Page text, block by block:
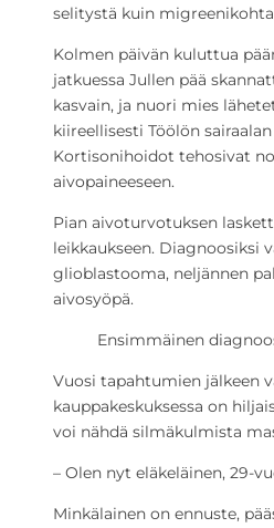
selitystä kuin
Kolmen päivän kuluttua
jatkuessa Jullen pää
kasvain, ja nuori mies
kiireellisesti Töölön
Kortisonihoidot tehosivat
aivopaineeseen.
Pian aivoturvotuksen
leikkaukseen. Diagnoosiksi
glioblastooma, neljännen
aivosyöpä.
Ensimmäinen
Vuosi tapahtumien jälkeen
kauppakeskuksessa on
voi nähdä silmäkulmista
– Olen nyt eläkeläinen, 29-
Minkälainen on ennuste,